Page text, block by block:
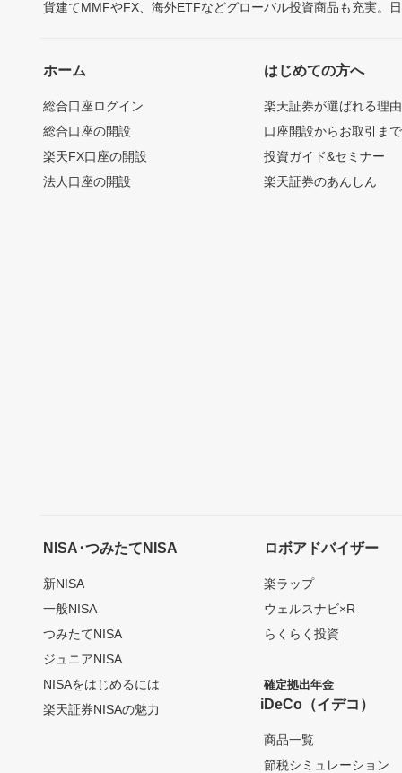
貨建てMMFやFX、海外ETFなどグローバル投資商品も充実。
ホーム
総合口座ログイン
総合口座の開設
楽天FX口座の開設
法人口座の開設
はじめての方へ
楽天証券が選ばれる理由
口座開設からお取引ま
投資ガイド&セミナー
楽天証券のあんしん
NISA･つみたてNISA
新NISA
一般NISA
つみたてNISA
ジュニアNISA
NISAをはじめるには
楽天証券NISAの魅力
ロボアドバイザー
楽ラップ
ウェルスナビ×R
らくらく投資
確定拠出年金
iDeCo（イデコ）
商品一覧
節税シミュレーション